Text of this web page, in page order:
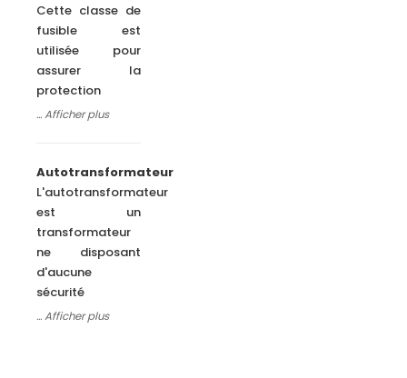
Cette classe de
fusible est
utilisée pour
assurer la
protection
Autotransformateur
L'autotransformateur
est un
transformateur
ne disposant
d'aucune
sécurité